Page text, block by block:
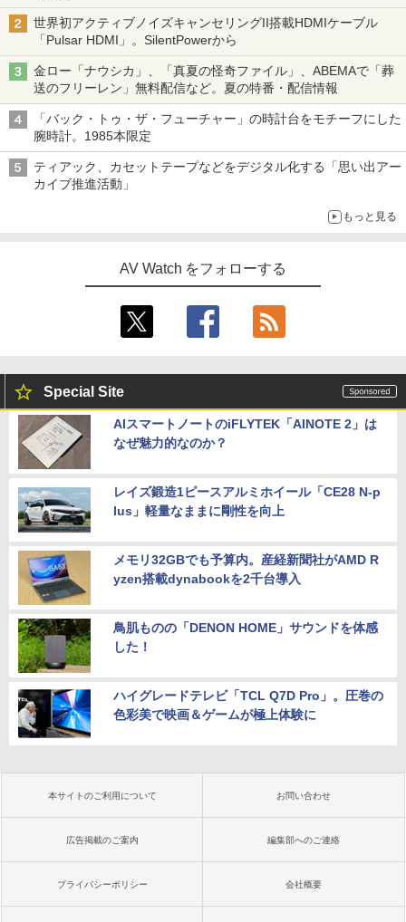
世界初アクティブノイズキャンセリングII搭載HDMIケーブル
「Pulsar HDMI」。SilentPowerから
金ロー「ナウシカ」、「真夏の怪奇ファイル」、ABEMAで「葬
送のフリーレン」無料配信など。夏の特番・配信情報
「バック・トゥ・ザ・フューチャー」の時計台をモチーフにした
腕時計。1985本限定
ティアック、カセットテープなどをデジタル化する「思い出アー
カイブ推進活動」
もっと見る
AV Watch をフォローする
Special Site
AIスマートノートのiFLYTEK「AINOTE 2」は
なぜ魅力的なのか？
レイズ鍛造1ピースアルミホイール「CE28 N-p
lus」軽量なままに剛性を向上
メモリ32GBでも予算内。産経新聞社がAMD R
yzen搭載dynabookを2千台導入
鳥肌ものの「DENON HOME」サウンドを体感
した！
ハイグレードテレビ「TCL Q7D Pro」。圧巻の
色彩美で映画＆ゲームが極上体験に
本サイトのご利用について お問い合わせ
広告掲載のご案内 編集部へのご連絡
プライバシーポリシー 会社概要